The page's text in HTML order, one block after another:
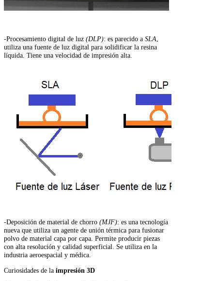
-Procesamiento digital de luz (DLP): es parecido a SLA
utiliza una fuente de luz digital para solidificar la resina
líquida. Tiene una velocidad de impresión alta.
-Deposición de material de chorro (MJF): es una tecnología
nueva que utiliza un agente de unión térmica para fusionar
polvo de material capa por capa. Permite producir piezas
con alta resolución y calidad superficial. Se utiliza en la
industria aeroespacial y médica.
Curiosidades de la impresión 3D